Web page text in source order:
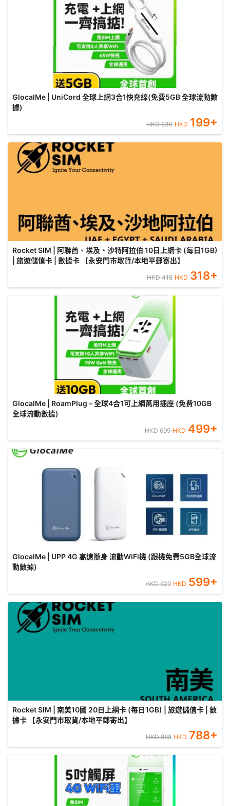
GlocalMe | UniCord 全球上網3合1快充線(免費5GB 全球流動數
據)
HKD239 HKD 199+
Rocket SIM | 阿聯酋、埃及、沙特阿拉伯 10日上網卡 (每日1GB)
| 旅遊儲值卡 | 數據卡 【永安門市取貨/本地平郵寄出】
HKD418 HKD 318+
GlocalMe | RoamPlug – 全球4合1可上網萬用插座 (免費10GB
全球流動數據)
HKD699 HKD 499+
GlocalMe | UPP 4G 高速隨身 流動WiFi機 (跟機免費5GB全球流
動數據)
HKD629 HKD 599+
Rocket SIM | 南美10國 20日上網卡 (每日1GB) | 旅遊儲值卡 | 數
據卡 【永安門市取貨/本地平郵寄出】
HKD888 HKD 788+